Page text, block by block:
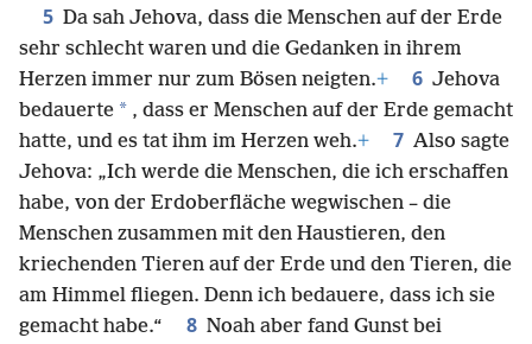
5 Da sah Jehova, dass die Menschen auf der Erde
sehr schlecht waren und die Gedanken in ihrem
Herzen immer nur zum Bösen neigten.+ 6 Jehova
bedauerte * , dass er Menschen auf der Erde gemacht
hatte, und es tat ihm im Herzen weh.+ 7 Also sagte
Jehova: „Ich werde die Menschen, die ich erschaffen
habe, von der Erdoberfläche wegwischen – die
Menschen zusammen mit den Haustieren, den
kriechenden Tieren auf der Erde und den Tieren, die
am Himmel fliegen. Denn ich bedauere, dass ich sie
gemacht habe.“
8 Noah aber fand Gunst bei